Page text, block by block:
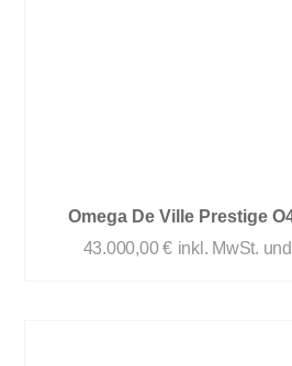
Omega De Ville Prestige
43.000,00€ inkl. MwSt.